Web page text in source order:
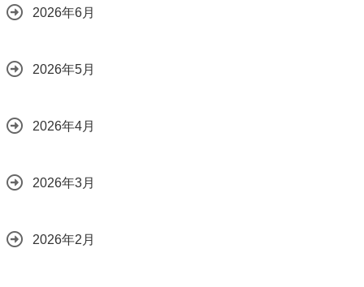
2026年6月
2026年5月
2026年4月
2026年3月
2026年2月